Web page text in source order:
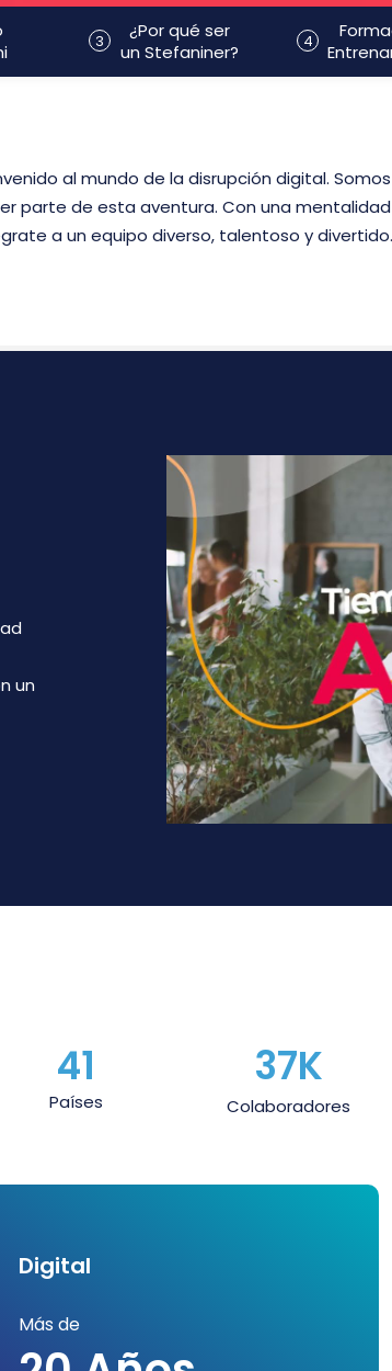
3
¿Por qué ser
un Stefaniner?
4
al mundo de la disrupción digital.
parte de esta aventura. Con una
a un equipo diverso, talentoso y divertido.
un
41
Países
37K
Colaboradores
Digital
Más de